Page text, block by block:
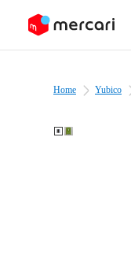
page content
Home Yubico